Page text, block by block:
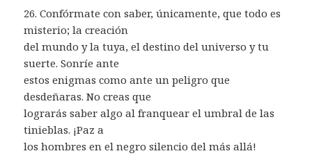
26. Confórmate con saber, únicamente, que todo es
misterio; la creación
del mundo y la tuya, el destino del universo y tu
suerte. Sonríe ante
estos enigmas como ante un peligro que
desdeñaras. No creas que
lograrás saber algo al franquear el umbral de las
tinieblas. ¡Paz a
los hombres en el negro silencio del más allá!